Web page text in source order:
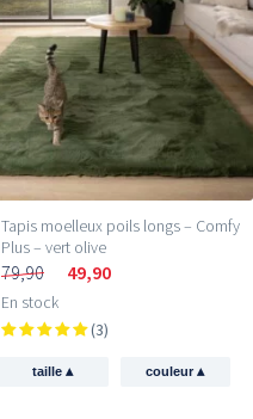
Tapis moelleux poils longs – Comfy
Plus – vert olive
79,90 49,90
En stock
(3)
taille▴ couleur▴